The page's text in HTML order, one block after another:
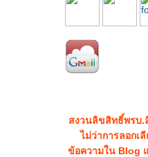
สงวนลิขสิทธิ์พรบ.
ไม่ว่าการลอกเ
ข้อความใน Blog